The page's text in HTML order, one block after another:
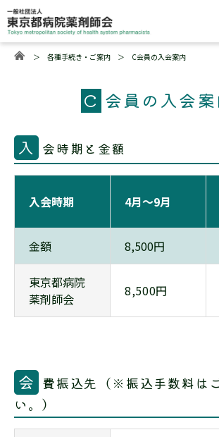
＞ 各種手続き・ご案内＞ C会員の入会案内
C 会員の入会案
入 会時期と金額
入会時期 4月～9月
金額 8,500円
東京都病院
薬剤師会
8,500円
会 費振込先（※振込手数料は
い。）